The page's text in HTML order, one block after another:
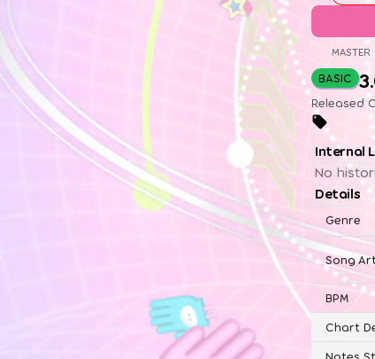
MASTER
BASIC
Released
Internal
No
Details
Genre
Song
BPM
Chart
Notes